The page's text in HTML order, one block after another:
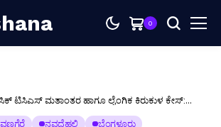
0
ಟಿಸಿಎಸ್ ಮತಾಂತರ ಹಾಗೂ ಲೈಂಗಿಕ ಕಿರುಕುಳ ಕೇಸ್:
ನವದೆಹಲಿ ಬೆಂಗಳೂರು